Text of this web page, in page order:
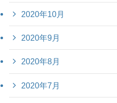
2020年10月
2020年9月
2020年8月
2020年7月